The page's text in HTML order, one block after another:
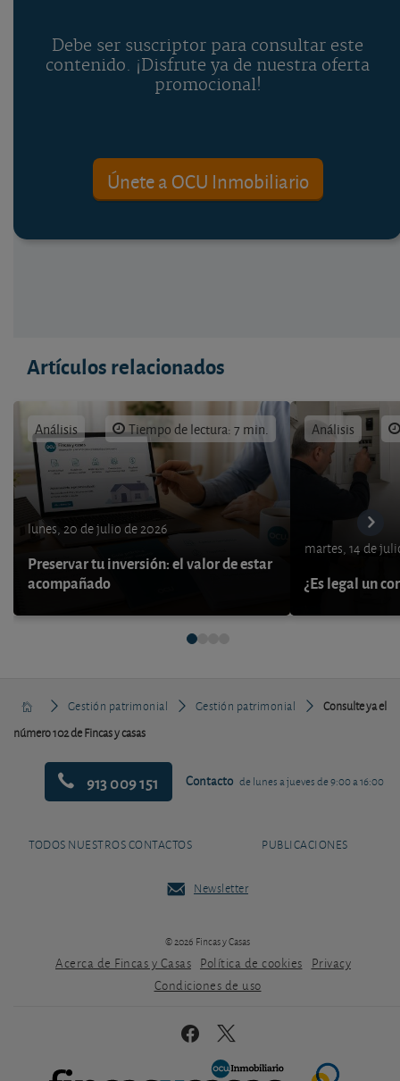
Debe ser suscriptor para consultar este
contenido. ¡Disfrute ya de nuestra oferta
promocional!
Únete a OCU Inmobiliario
Artículos relacionados
Análisis Tiempo de lectura: 7 min.
lunes, 20 de julio de 2026
Preservar tu inversión: el valor de estar
acompañado
Análisis
martes, 14 de
¿Es legal un
Gestión patrimonial Gestión patrimonial
Consulte ya el
número 102 de Fincas y casas
913 009 151 Contacto de lunes a jueves de 9:00 a 16:00
TODOS NUESTROS CONTACTOS PUBLICACIONES
Newsletter
© 2026 Fincas y Casas
Acerca de Fincas y Casas Política de cookies
Privacy
Condiciones de uso